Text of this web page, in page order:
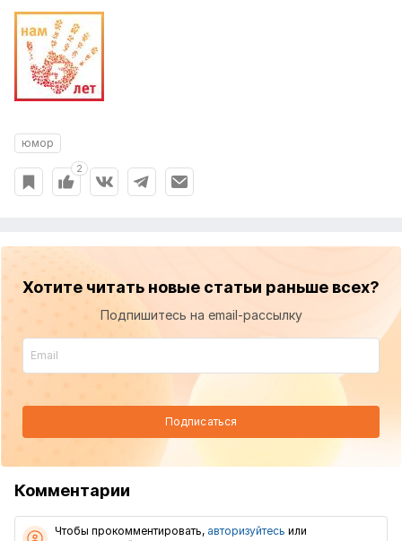
юмор
2
Хотите читать новые статьи раньше всех?
Подпишитесь на email-рассылку
Подписаться
Комментарии
Чтобы прокомментировать, авторизуйтесь или